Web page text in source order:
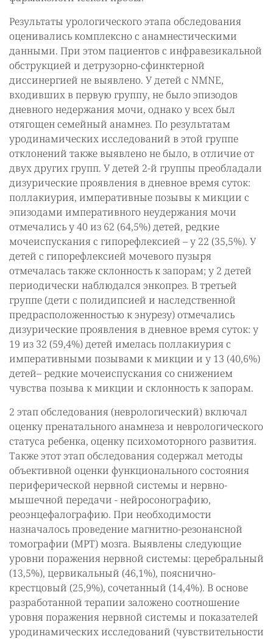
Результаты урологического этапа обследования
оценивались комплексно с анамнестическими
данными. При этом пациентов с инфравезикальной
обструкцией и детрузорно-сфинктерной
диссинергией не выявлено. У детей с NMNE,
входивших в первую группу, не было эпизодов
дневного недержания мочи, однако у всех был
отягощен семейный анамнез. По результатам
уродинамических исследований в этой группе
отклонений также выявлено не было, в отличие от
двух других групп. У детей 2-й группы преобладали
дизурические проявления в дневное время суток:
поллакиурия, императивные позывы к микции с
эпизодами императивного неудержания мочи
отмечались у 40 из 62 (64,5%) детей, редкие
мочеиспускания с гипорефлексией – у 22 (35,5%). У
детей с гипорефлексией мочевого пузыря
отмечалась также склонность к запорам; у 2 детей
периодически наблюдался энкопрез. В третьей
группе (дети с полидипсией и наследственной
предрасположенностью к энурезу) отмечались
дизурические проявления в дневное время суток: у
19 из 32 (59,4%) детей имелась поллакиурия с
императивными позывами к микции и у 13 (40,6%)
детей– редкие мочеиспускания со снижением
чувства позыва к микции и склонность к запорам.
2 этап обследования (неврологический) включал
оценку пренатального анамнеза и неврологического
статуса ребенка, оценку психомоторного развития.
Также этот этап обследования содержал методы
объективной оценки функционального состояния
периферической нервной системы и нервно-
мышечной передачи - нейросонографию,
реоэнцефалографию. При необходимости
назначалось проведение магнитно-резонансной
томографии (МРТ) мозга. Выявлены следующие
уровни поражения нервной системы: церебральный
(13,5%), цервикальный (46,1%), пояснично-
крестцовый (25,9%), сочетанный (14,4%). В основе
разработанной терапии заложено соотношение
уровня поражения нервной системы и показателей
уродинамических исследований (чувствительности